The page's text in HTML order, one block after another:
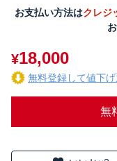
お支払い方法はクレジ
¥18,000
無料登録して値下
無